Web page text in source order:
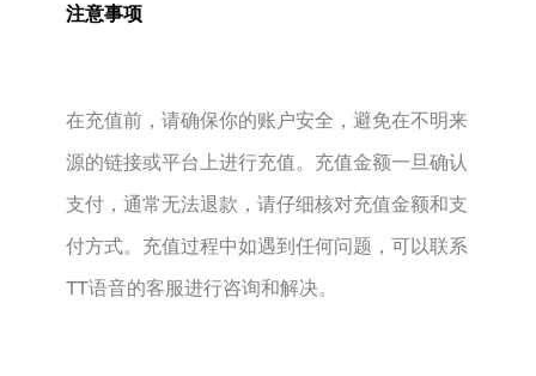
注意事项
在充值前，请确保你的账户安全，避免在不明来
源的链接或平台上进行充值。充值金额一旦确认
支付，通常无法退款，请仔细核对充值金额和支
付方式。充值过程中如遇到任何问题，可以联系
TT语音的客服进行咨询和解决。